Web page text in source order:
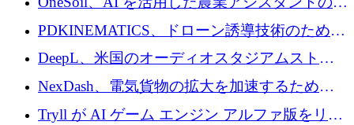
大に​​ 100 万ユーロを確保
PDKINEMATICS、ドローン誘導技術のために
200 万ユーロを調達
DeepL、米国のオーディオスタジアムストリ
ーミング事業Mixhaloを買収
NexDash、電気貨物の拡大を加速するために
EIT Urban Mobilityから250万ユーロを確保
Tryll が AI ゲーム エンジン アルファ版をリリ